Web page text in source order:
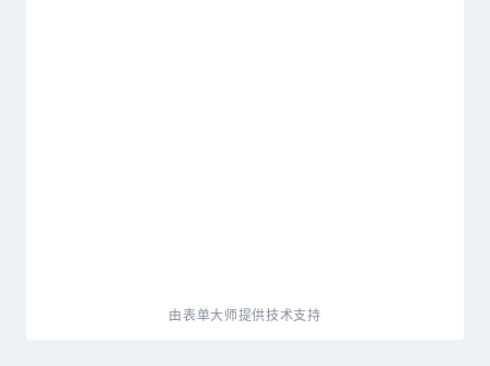
由表单大师提供技术支持